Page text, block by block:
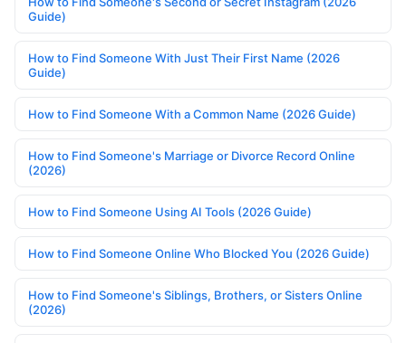
Guide)
How to Find Someone With Just Their First Name (2026
Guide)
How to Find Someone With a Common Name (2026 Guide)
How to Find Someone's Marriage or Divorce Record Online
(2026)
How to Find Someone Using AI Tools (2026 Guide)
How to Find Someone Online Who Blocked You (2026 Guide)
How to Find Someone's Siblings, Brothers, or Sisters Online
(2026)